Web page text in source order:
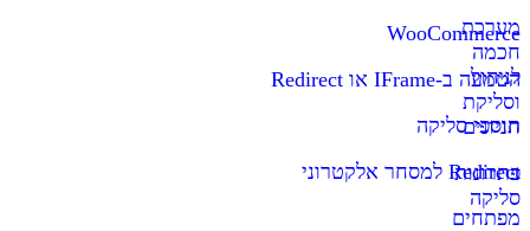
מערכת
חכמה
לניהול
וסליקת
חניונים
פתרונות
סליקה
WooCommerce
הטמעה ב-IFrame או Redirect
תוספי סליקה
Redirect למסחר אלקטרוני
מפתחים